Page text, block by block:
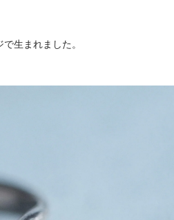
生まれました。